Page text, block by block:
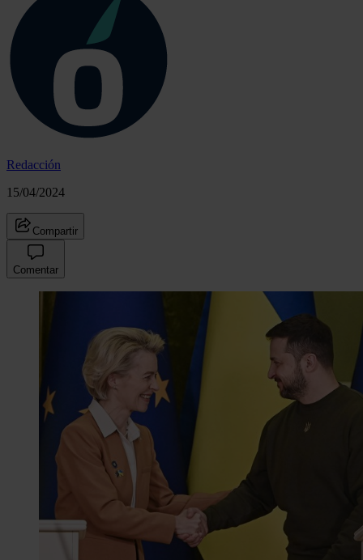
Redacción
15/04/2024
Compartir
Comentar